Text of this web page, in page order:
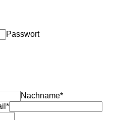
Passwort
Nachname*